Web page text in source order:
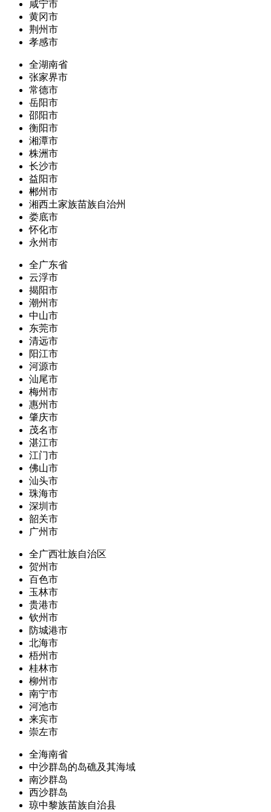
咸宁市
黄冈市
荆州市
孝感市
全湖南省
张家界市
常德市
岳阳市
邵阳市
衡阳市
湘潭市
株洲市
长沙市
益阳市
郴州市
湘西土家族苗族自治州
娄底市
怀化市
永州市
全广东省
云浮市
揭阳市
潮州市
中山市
东莞市
清远市
阳江市
河源市
汕尾市
梅州市
惠州市
肇庆市
茂名市
湛江市
江门市
佛山市
汕头市
珠海市
深圳市
韶关市
广州市
全广西壮族自治区
贺州市
百色市
玉林市
贵港市
钦州市
防城港市
北海市
梧州市
桂林市
柳州市
南宁市
河池市
来宾市
崇左市
全海南省
中沙群岛的岛礁及其海域
南沙群岛
西沙群岛
琼中黎族苗族自治县